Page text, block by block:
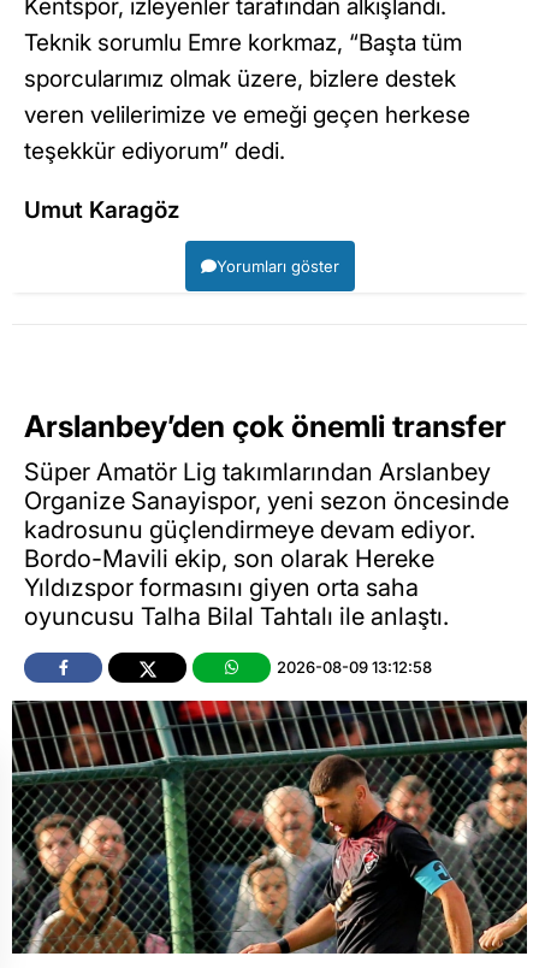
Kentspor, izleyenler tarafından alkışlandı.
Teknik sorumlu Emre korkmaz, “Başta tüm
sporcularımız olmak üzere, bizlere destek
veren velilerimize ve emeği geçen herkese
teşekkür ediyorum” dedi.
Umut Karagöz
Yorumları göster
Arslanbey’den çok önemli transfer
Süper Amatör Lig takımlarından Arslanbey
Organize Sanayispor, yeni sezon öncesinde
kadrosunu güçlendirmeye devam ediyor.
Bordo-Mavili ekip, son olarak Hereke
Yıldızspor formasını giyen orta saha
oyuncusu Talha Bilal Tahtalı ile anlaştı.
2026-08-09 13:12:58